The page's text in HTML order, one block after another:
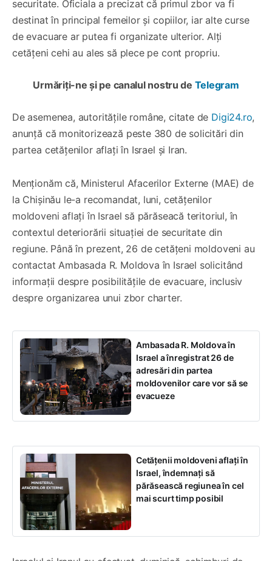
securitate. Oficiala a precizat că primul zbor va fi
destinat în principal femeilor și copiilor, iar alte curse
de evacuare ar putea fi organizate ulterior. Alți
cetățeni cehi au ales să plece pe cont propriu.
Urmăriți-ne și pe canalul nostru de Telegram
De asemenea, autoritățile române, citate de Digi24.ro,
anunță că monitorizează peste 380 de solicitări din
partea cetățenilor aflați în Israel și Iran.
Menționăm că, Ministerul Afacerilor Externe (MAE) de
la Chișinău le-a recomandat, luni, cetățenilor
moldoveni aflați în Israel să părăseacă teritoriul, în
contextul deteriorării situației de securitate din
regiune. Până în prezent, 26 de cetățeni moldoveni au
contactat Ambasada R. Moldova în Israel solicitând
informații despre posibilitățile de evacuare, inclusiv
despre organizarea unui zbor charter.
Ambasada R. Moldova în
Israel a înregistrat 26 de
adresări din partea
moldovenilor care vor să se
evacueze
Cetățenii moldoveni aflați în
Israel, îndemnați să
părăsească regiunea în cel
mai scurt timp posibil